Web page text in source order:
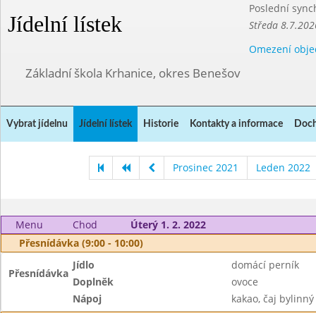
Jídelní lístek
Poslední
Středa
Omezení
Základní škola Krhanice, okres Benešov
Vybrat jídelnu Jídelní lístek Historie Kontakty a informace
Prosinec 2021 Leden 2022
Menu Chod
Úterý 1. 2. 2022
Přesnídávka (9:00 - 10:00)
Přesnídávka
Jídlo
domácí perník
Doplněk
ovoce
Nápoj
kakao, čaj bylinný